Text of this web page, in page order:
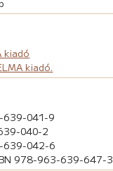
kiadó
kiadó.
639-041-9
040-2
639-042-6
978-963-639-647-3